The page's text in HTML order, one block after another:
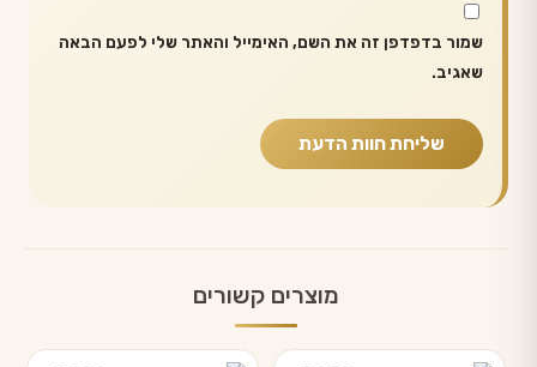
שמור בדפדפן זה את השם, האימייל והאתר שלי לפעם הבאה
שאגיב.
מוצרים קשורים